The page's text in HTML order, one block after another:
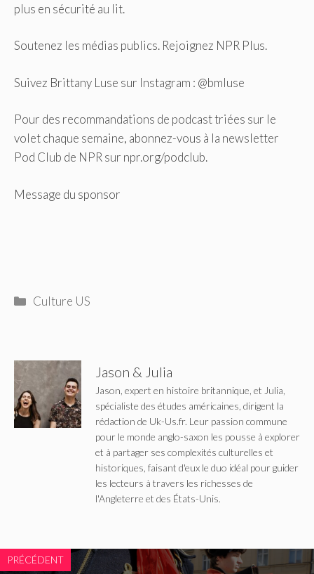
plus en sécurité au lit.
Soutenez les médias publics. Rejoignez NPR Plus.
Suivez Brittany Luse sur Instagram : @bmluse
Pour des recommandations de podcast triées sur le
volet chaque semaine, abonnez-vous à la newsletter
Pod Club de NPR sur npr.org/podclub.
Message du sponsor
Catégories
Culture US
Jason & Julia
Jason, expert en histoire britannique, et Julia,
spécialiste des études américaines, dirigent la
rédaction de Uk-Us.fr. Leur passion commune
pour le monde anglo-saxon les pousse à explorer
et à partager ses complexités culturelles et
historiques, faisant d'eux le duo idéal pour guider
les lecteurs à travers les richesses de
l'Angleterre et des États-Unis.
PRÉCÉDENT